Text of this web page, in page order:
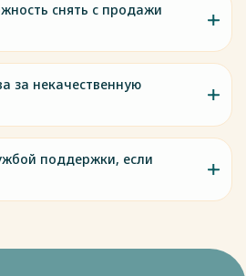
снять с продажи
за некачественную
поддержки, если